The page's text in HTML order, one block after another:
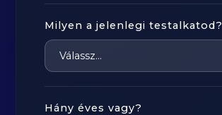
Milyen a jelenlegi testalkatod?
Hány éves vagy?